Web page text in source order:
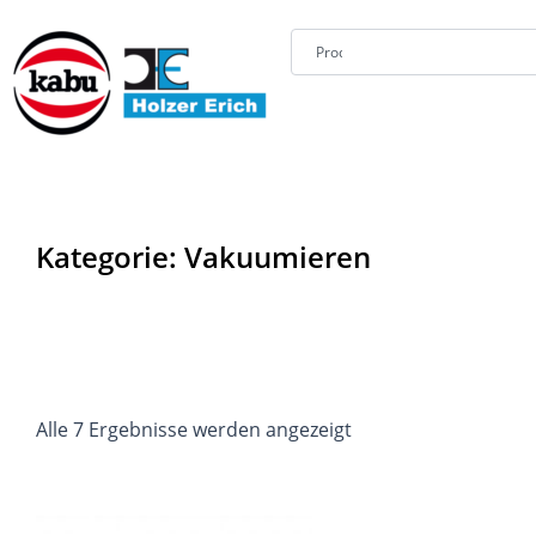
Inhalt
springen
Suche
Kategorie: Vakuumieren
Alle 7 Ergebnisse werden angezeigt